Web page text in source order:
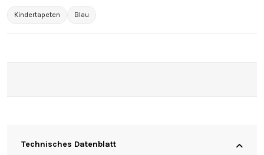
Kindertapeten Blau
Technisches Datenblatt